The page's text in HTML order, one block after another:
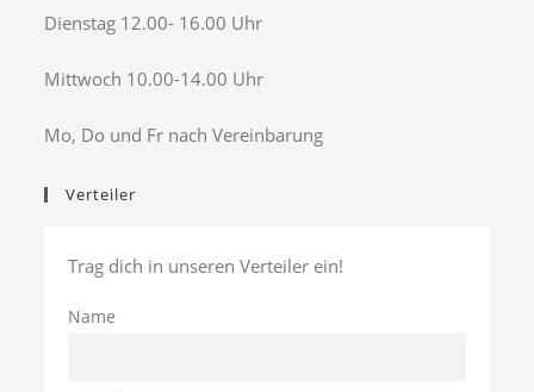
Dienstag 12.00- 16.00 Uhr
Mittwoch 10.00-14.00 Uhr
Mo, Do und Fr nach Vereinbarung
Verteiler
Trag dich in unseren Verteiler ein!
Name